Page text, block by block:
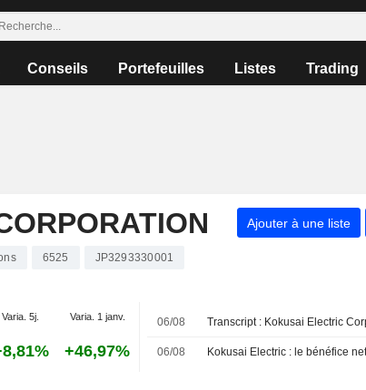
Conseils Portefeuilles Listes Trading
Ajouter à une liste
6525 JP3293330001
Varia. 5j. Varia. 1 janv.
+46,97%
06/08
06/08